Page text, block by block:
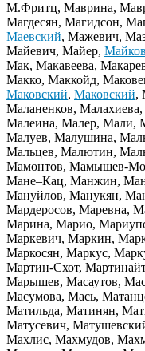
М.Фритц, Маврина,
Магдесян, Магидсон,
Маевский, Мажевич,
Майевич, Майер, Майков
Мак, Макавеева,
Макко, Маккойд,
Маковский, Маковский,
Маланенков,
Малеина, Малер, Мали,
Малуев, Малушина,
Мальцев, Малютин,
Мамонтов, Мамышев-
Мане–Кац, Манжин,
Мануйлов, Манукян,
Мардеросов, Маревна,
Марина, Марио,
Маркевич, Маркин,
Маркосян, Маркус,
Мартин-Схот,
Марышев, Масаутов,
Масумова, Мась,
Матильда, Матинян,
Матусевич,
Махлис, Махмудов,